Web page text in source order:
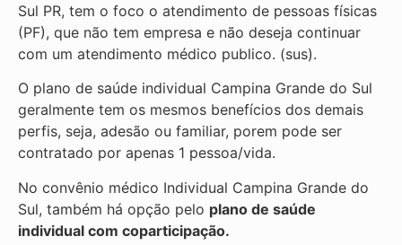
Sul PR, tem o foco o atendimento de pessoas físicas
(PF), que não tem empresa e não deseja continuar
com um atendimento médico publico. (sus).
O plano de saúde individual Campina Grande do Sul
geralmente tem os mesmos benefícios dos demais
perfis, seja, adesão ou familiar, porem pode ser
contratado por apenas 1 pessoa/vida.
No convênio médico Individual Campina Grande do
Sul, também há opção pelo plano de saúde
individual com coparticipação.